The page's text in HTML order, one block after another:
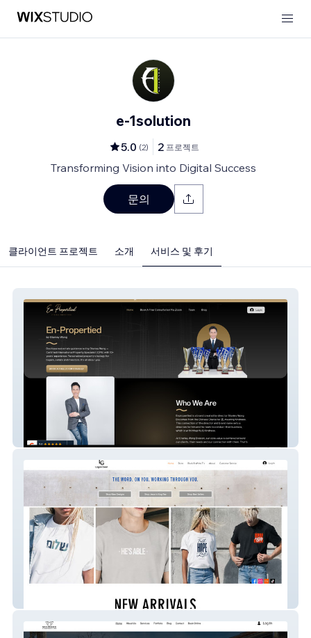
e-1solution
5.0 (2) 2 프로젝트
Transforming Vision into Digital Success
문의
클라이언트 프로젝트 소개 서비스 및 후기
Stanley Wong Propnex